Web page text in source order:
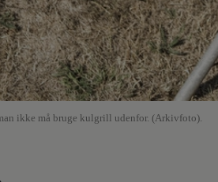
ikke må bruge kulgrill udenfor. (Arkivfoto).